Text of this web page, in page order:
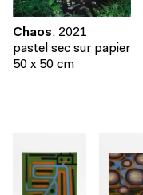
Chaos, 2021
pastel sec sur papier
50 x 50 cm